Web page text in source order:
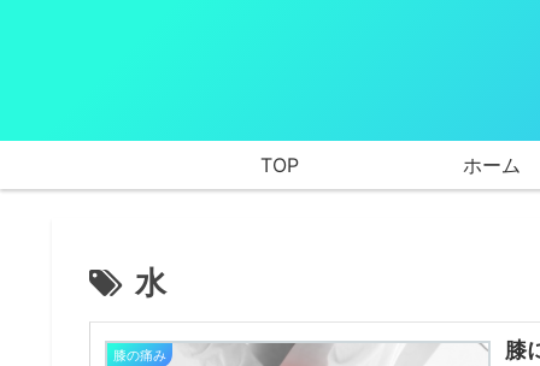
TOP ホーム
水
膝の痛み 膝